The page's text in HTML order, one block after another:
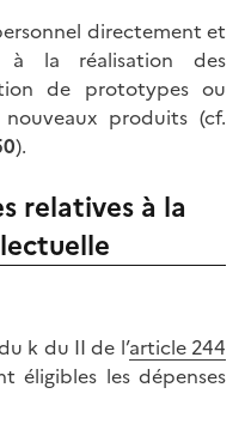
directement et
à la réalisation des
de prototypes ou
produits (cf.
).
relatives à la
k du II de l’article 244
éligibles les dépenses